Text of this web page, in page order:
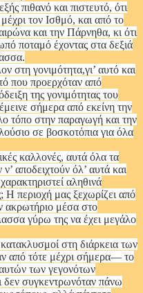
πιθανό και πιστευτό, ότι
τον Ισθμό, και από το
και την Πάρνηθα, κι ότι
ποταμό έχοντας στα δεξιά
στη γονιμότητα,γι’ αυτό και
που προερχόταν από
της γονιμότητας του
σήμερα από εκείνη την
τόπο στην παραγωγή και την
σε βοσκοτόπια για όλα
καλλονές, αυτά όλα τα
αποδειχτούν όλ’ αυτά και
αληθινά
Η περιοχή μας ξεχωρίζει από
ακρωτήριο μέσα στο
γύρω της να έχει μεγάλο
στη διάρκεια των
από τότε μέχρι σήμερα— το
αυτών των γεγονότων
συγκεντρωνόταν πάνω